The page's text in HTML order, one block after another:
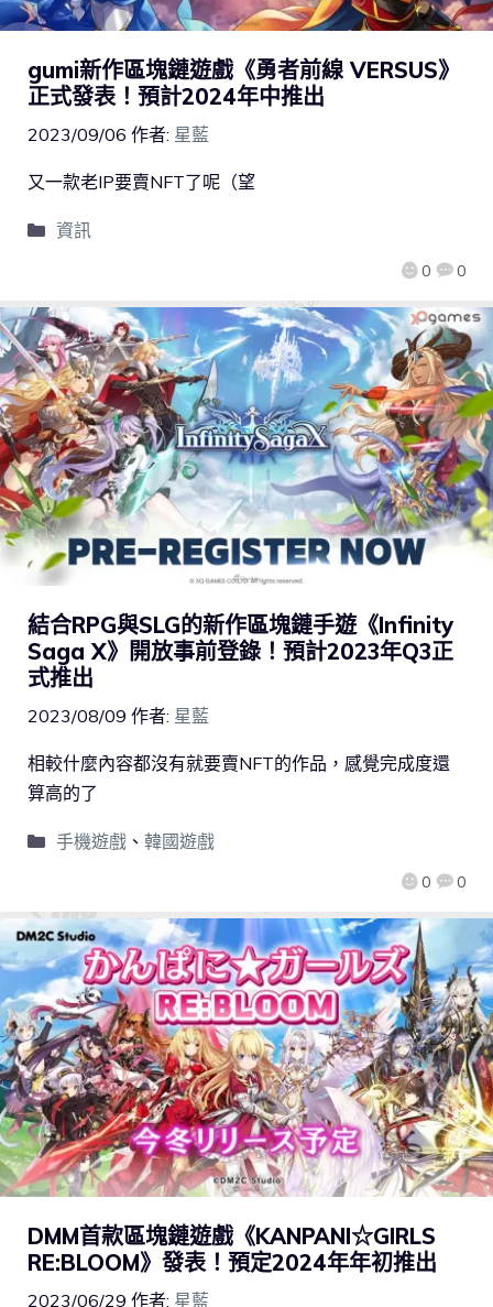
gumi新作區塊鏈遊戲《勇者前線 VERSUS》
正式發表！預計2024年中推出
2023/09/06 作者: 星藍
0 0
又一款老IP要賣NFT了呢（望
資訊
結合RPG與SLG的新作區塊鏈手遊《Infinity
Saga X》開放事前登錄！預計2023年Q3正
式推出
2023/08/09 作者: 星藍
0 0
相較什麼內容都沒有就要賣NFT的作品，感覺完成度還
算高的了
手機遊戲、 韓國遊戲
DMM首款區塊鏈遊戲《KANPANI☆GIRLS
RE:BLOOM》發表！預定2024年年初推出
2023/06/29 作者: 星藍